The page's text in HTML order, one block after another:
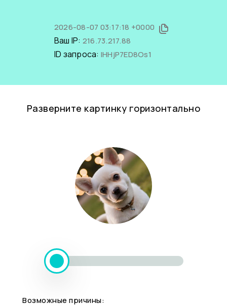
2026-08-07 03:17:18 +0000
Ваш IP: 216.73.217.88
ID запроса: IHHjP7ED8Os1
Разверните картинку горизонтально
Возможные причины: